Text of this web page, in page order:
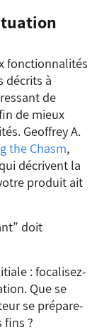
fonctionnalités
décrits à
de
de mieux
Geoffrey A.
the Chasm,
décrivent la
produit ait
doit
: focalisez-
Que se
se prépare-
fins ?